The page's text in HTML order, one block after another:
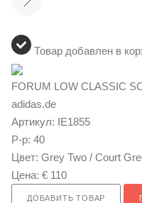
Товар добавлен в
FORUM LOW CLASSIC
adidas.de
Артикул: IE1855
Р-р: 40
Цвет: Grey Two / Court
Цена: € 110
ДОБАВИТЬ ТОВАР